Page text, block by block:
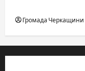
Громада Черкащини